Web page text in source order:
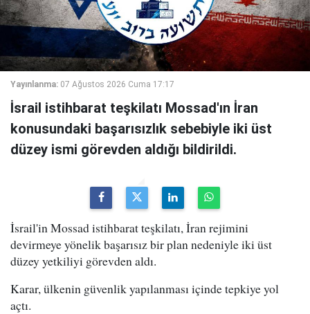
Yayınlanma: 07 Ağustos 2026 Cuma 17:17
İsrail istihbarat teşkilatı Mossad'ın İran
konusundaki başarısızlık sebebiyle iki üst
düzey ismi görevden aldığı bildirildi.
İsrail'in Mossad istihbarat teşkilatı, İran rejimini
devirmeye yönelik başarısız bir plan nedeniyle iki üst
düzey yetkiliyi görevden aldı.
Karar, ülkenin güvenlik yapılanması içinde tepkiye yol
açtı.